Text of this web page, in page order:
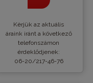
Kèrjük az aktuális
áraink iránt a következő
telefonszámon
érdeklődjenek:
06-20/217-46-76